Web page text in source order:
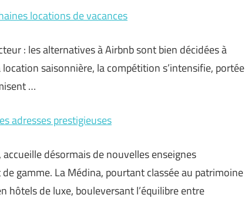
locations de vacances
: les alternatives à Airbnb sont bien décidées à
saisonnière, la compétition s’intensifie, portée
…
adresses prestigieuses
désormais de nouvelles enseignes
gamme. La Médina, pourtant classée au patrimoine
de luxe, bouleversant l’équilibre entre